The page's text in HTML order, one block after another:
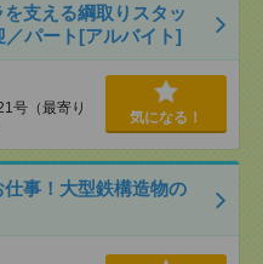
を支える綱取りスタッ
／パート[アルバイト]
号（最寄り
気になる！
事！大型鉄構造物の